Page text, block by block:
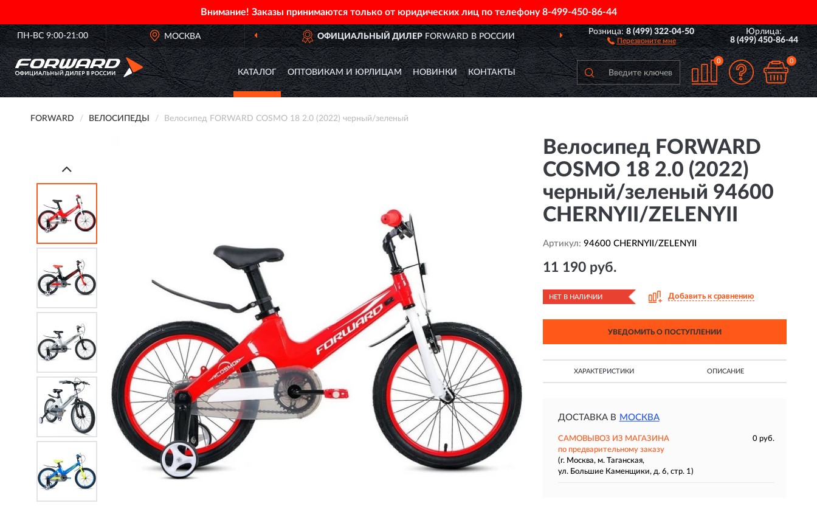
Внимание! Заказы принимаются только от юридических лиц по телефону8-499-450-86-44
ПН-ВС 9:00-21:00 МОСКВА ОФИЦИАЛЬНЫЙ ДИЛЕРFORWARD В РОССИИ ДОСТАВИМ ПО ВСЕЙ РОССИИ
Розница:8 (499) 322-04-50
Перезвоните мне
Юрлица:
8 (499) 450-86-44
КАТАЛОГ ОПТОВИКАМ И ЮРЛИЦАМ НОВИНКИ КОНТАКТЫ
0 0
FORWARD ВЕЛОСИПЕДЫ Велосипед FORWARD COSMO 18 2.0 (2022) черный/зеленый
Велосипед FORWARD
COSMO 18 2.0 (2022)
черный/зеленый 94600
CHERNYII/ZELENYII
Артикул: 94600 CHERNYII/ZELENYII
11 190 руб.
НЕТ В НАЛИЧИИ Добавить к сравнению
УВЕДОМИТЬ О ПОСТУПЛЕНИИ
ХАРАКТЕРИСТИКИ ОПИСАНИЕ
ДОСТАВКА В МОСКВА
САМОВЫВОЗ ИЗ МАГАЗИНА
0 руб.
по предварительному заказу
(г. Москва, м. Таганская,
ул. Большие Каменщики, д. 6, стр. 1)